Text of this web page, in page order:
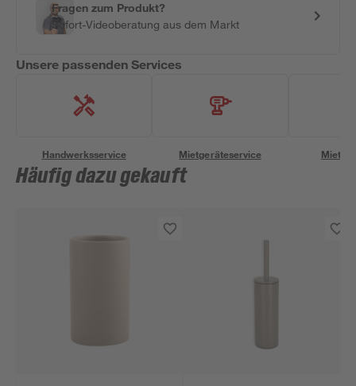
Fragen zum Produkt?
Sofort-Videoberatung aus dem Markt
Unsere passenden Services
Handwerksservice Mietgeräteservice
Häufig dazu gekauft